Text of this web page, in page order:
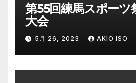
第55回練馬スポーツ
大会
5月 26, 2023 AKIO ISO